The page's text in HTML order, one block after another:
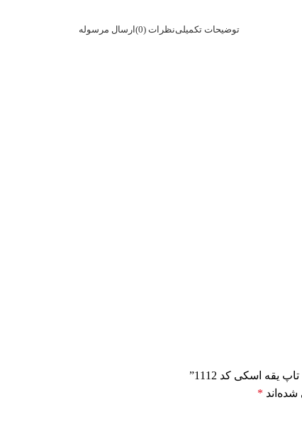
توضیحات تکمیلینظرات (0) ارسال مرسوله
اسکی کد 1112”
*